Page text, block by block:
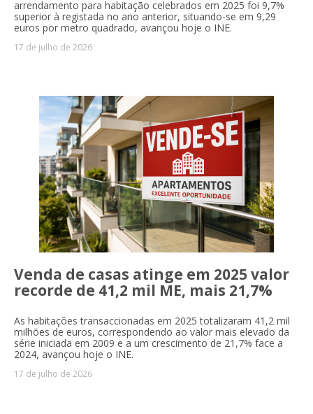
arrendamento para habitação celebrados em 2025 foi 9,7%
superior à registada no ano anterior, situando-se em 9,29
euros por metro quadrado, avançou hoje o INE.
17 de julho de 2026
Venda de casas atinge em 2025 valor
recorde de 41,2 mil ME, mais 21,7%
As habitações transaccionadas em 2025 totalizaram 41,2 mil
milhões de euros, correspondendo ao valor mais elevado da
série iniciada em 2009 e a um crescimento de 21,7% face a
2024, avançou hoje o INE.
17 de julho de 2026